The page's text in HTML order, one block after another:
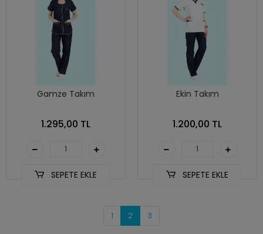
Gamze Takım
1.295,00 TL
SEPETE EKLE
Ekin Takım
1.200,00 TL
SEPETE EKLE
1 2 3